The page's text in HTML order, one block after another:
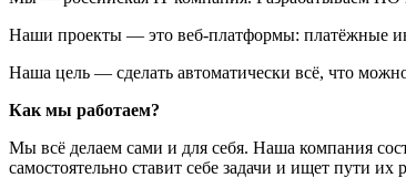
Наши проекты — это веб-платформы: платёжные
Наша цель — сделать автоматически всё, что
Как мы работаем?
Мы всё делаем сами и для себя. Наша компания
самостоятельно ставит себе задачи и ищет пути их